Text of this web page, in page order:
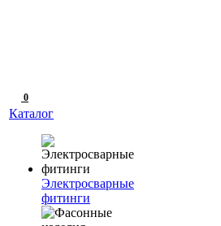
0
Каталог
Электросварные
фитинги